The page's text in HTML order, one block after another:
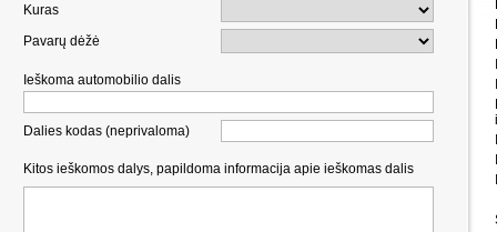
Kuras
Pavarų dėžė
Ieškoma automobilio dalis
Dalies kodas (neprivaloma)
Kitos ieškomos dalys, papildoma informacija apie ieškomas dalis